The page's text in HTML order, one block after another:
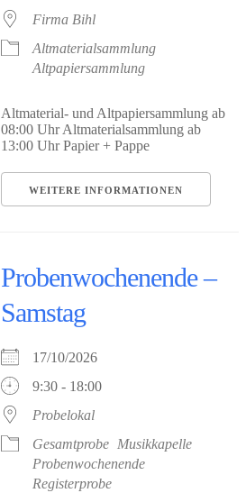
Firma Bihl
Altmaterialsammlung
Altpapiersammlung
Altmaterial- und Altpapiersammlung ab
08:00 Uhr Altmaterialsammlung ab
13:00 Uhr Papier + Pappe
WEITERE INFORMATIONEN
Probenwochenende –
Samstag
17/10/2026
9:30 - 18:00
Probelokal
Gesamtprobe Musikkapelle
Probenwochenende
Registerprobe